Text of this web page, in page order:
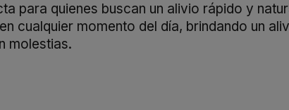
para quienes buscan un alivio rápido y
cualquier momento del día, brindando un
molestias.